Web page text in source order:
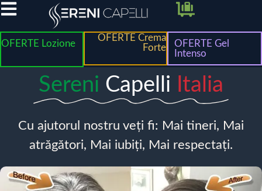
OFERTE Lozione
OFERTE Crema
Forte
OFERTE Gel
Intenso
Sereni Capelli Italia
Cu ajutorul nostru veți fi: Mai tineri, Mai
atrăgători, Mai iubiți, Mai respectați.